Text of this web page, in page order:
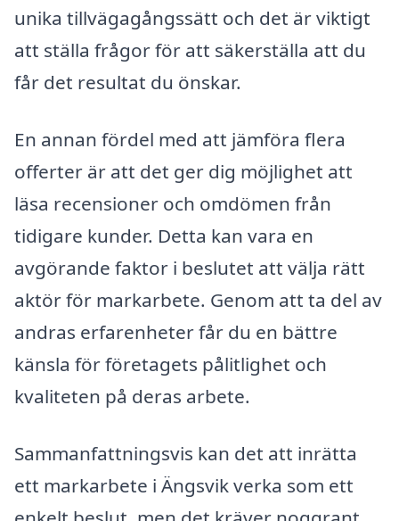
unika tillvägagångssätt och det är viktigt
att ställa frågor för att säkerställa att du
får det resultat du önskar.
En annan fördel med att jämföra flera
offerter är att det ger dig möjlighet att
läsa recensioner och omdömen från
tidigare kunder. Detta kan vara en
avgörande faktor i beslutet att välja rätt
aktör för markarbete. Genom att ta del av
andras erfarenheter får du en bättre
känsla för företagets pålitlighet och
kvaliteten på deras arbete.
Sammanfattningsvis kan det att inrätta
ett markarbete i Ängsvik verka som ett